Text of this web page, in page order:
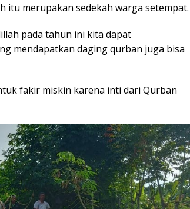
itu merupakan sedekah warga setempat.
pada tahun ini kita dapat
mendapatkan daging qurban juga bisa
fakir miskin karena inti dari Qurban